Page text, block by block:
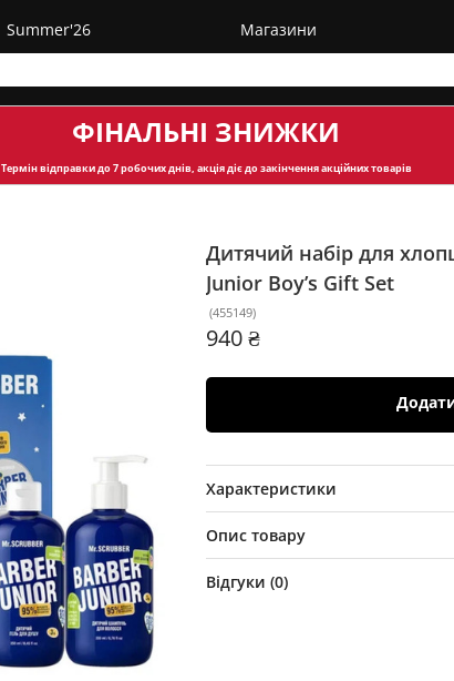
Summer'26 Магазини
ФІНАЛЬНІ ЗНИЖКИ
Термін відправкидо 7 робочих днів, акція діє до закінчення акційних товарів
Дитячий набір для
Junior Boy’s Gift Set
(455149)
940 ₴
Характеристики
Опис товару
Відгуки (0)